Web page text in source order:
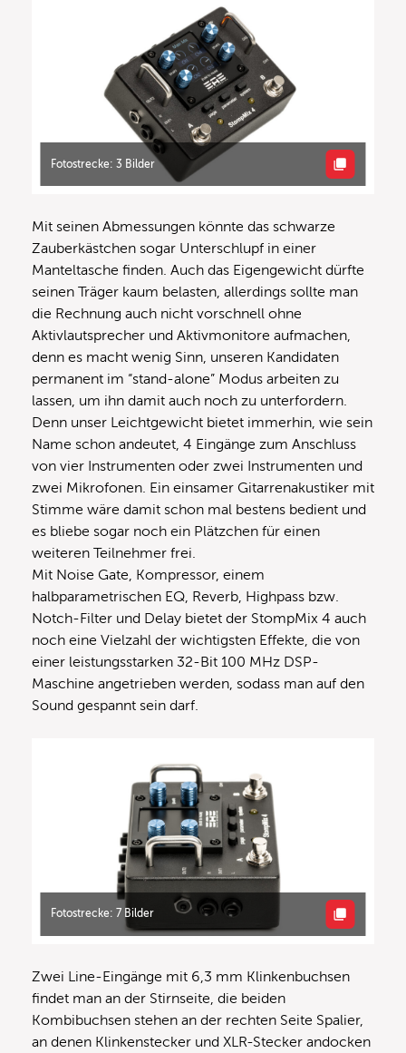
Fotostrecke: 3 Bilder
Mit seinen Abmessungen könnte das schwarze
Zauberkästchen sogar Unterschlupf in einer
Manteltasche finden. Auch das Eigengewicht dürfte
seinen Träger kaum belasten, allerdings sollte man
die Rechnung auch nicht vorschnell ohne
Aktivlautsprecher und Aktivmonitore aufmachen,
denn es macht wenig Sinn, unseren Kandidaten
permanent im “stand-alone” Modus arbeiten zu
lassen, um ihn damit auch noch zu unterfordern.
Denn unser Leichtgewicht bietet immerhin, wie sein
Name schon andeutet, 4 Eingänge zum Anschluss
von vier Instrumenten oder zwei Instrumenten und
zwei Mikrofonen. Ein einsamer Gitarrenakustiker mit
Stimme wäre damit schon mal bestens bedient und
es bliebe sogar noch ein Plätzchen für einen
weiteren Teilnehmer frei.
Mit Noise Gate, Kompressor, einem
halbparametrischen EQ, Reverb, Highpass bzw.
Notch-Filter und Delay bietet der StompMix 4 auch
noch eine Vielzahl der wichtigsten Effekte, die von
einer leistungsstarken 32-Bit 100 MHz DSP-
Maschine angetrieben werden, sodass man auf den
Sound gespannt sein darf.
Fotostrecke: 7 Bilder
Zwei Line-Eingänge mit 6,3 mm Klinkenbuchsen
findet man an der Stirnseite, die beiden
Kombibuchsen stehen an der rechten Seite Spalier,
an denen Klinkenstecker und XLR-Stecker andocken